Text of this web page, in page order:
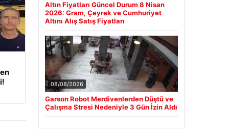
Altın Fiyatları Güncel Durum 8 Nisan
2026: Gram, Çeyrek ve Cumhuriyet
Altını Alış Satış Fiyatları
08/08/2026
Garson Robot Merdivenlerden Düştü ve
Çalışma Stresi Nedeniyle 3 Gün İzin Aldı